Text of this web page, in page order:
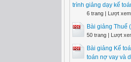
trình giảng dạy kế
6 trang | Lượt
Bài giảng Thuế
50 trang | Lượt
Bài giảng Kế
toán nợ vay và